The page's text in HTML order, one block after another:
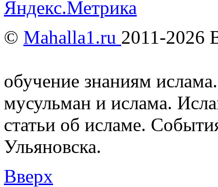
© Mahalla1.ru 2011-2026
обучение знаниям
мусульман и ислама.
статьи об исламе.
Ульяновска.
Вверх